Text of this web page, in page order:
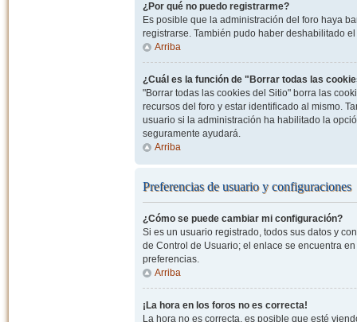
¿Por qué no puedo registrarme?
Es posible que la administración del foro haya
registrarse. También pudo haber deshabilitado
Arriba
¿Cuál es la función de "Borrar todas las
"Borrar todas las cookies del Sitio" borra las
recursos del foro y estar identificado al mismo.
usuario si la administración ha habilitado la
seguramente ayudará.
Arriba
Preferencias de usuario y configuraciones
¿Cómo se puede cambiar mi configuración?
Si es un usuario registrado, todos sus datos y
de Control de Usuario; el enlace se encuentra
preferencias.
Arriba
¡La hora en los foros no es correcta!
La hora no es correcta, es posible que esté